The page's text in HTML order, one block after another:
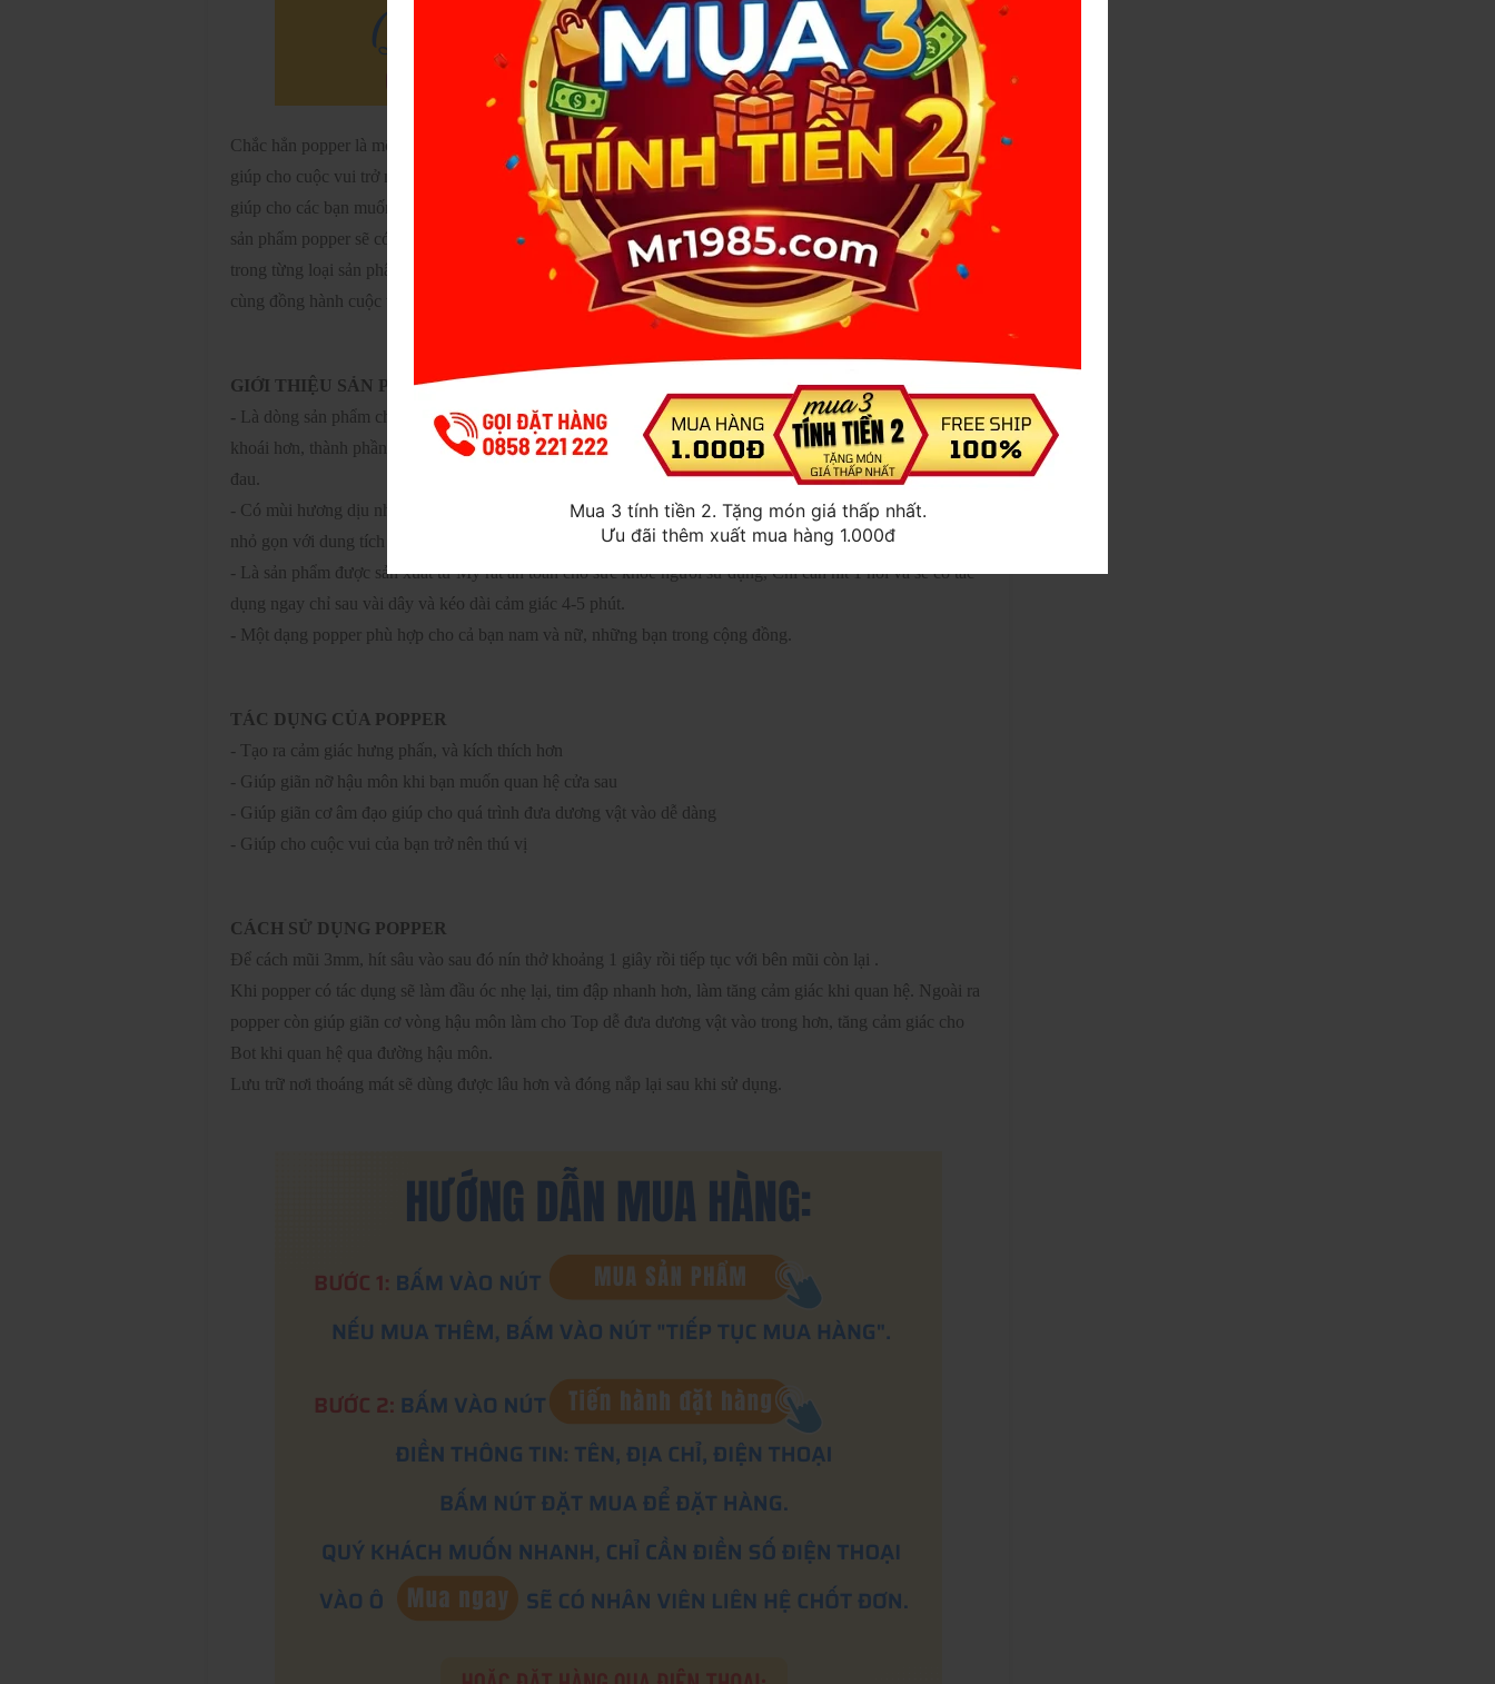
Chắc hẳn popper là một sản phẩm không mấy xa lạ đối với các bạn thuộc cộng đồng LGBT, ngoài việc
giúp cho cuộc vui trở nên hứng thú và kích thích hơn, mà popper còn có tác dụng giãn nở vòng hậu môn
giúp cho các bạn muốn quan hệ qua cửa sau dễ dàng hơn, tránh được việc đau rát khi quan hệ. Mỗi dòng
sản phẩm popper sẽ có dung lượng và nồng độ kích thích khác nhau sẽ mang lại nhiều cảm giác mới lạ
trong từng loại sản phẩm. Và dưới đây là một dòng sản phẩm rất được nhiều người ưa chuộng và lựa chọn
cùng đồng hành cuộc vui của nhiều người.
GIỚI THIỆU SẢN PHẨM
- Là dòng sản phẩm chai hít giúp cậu nhỏ ham muốn hơn, khi sử dụng cơ thể cảm thấy kích thích, sản
khoái hơn, thành phần chủ yếu là Isobutyl Nitrite giúp giãn mạch hậu môn quan hệ không còn cảm giác
đau.
- Có mùi hương dịu nhẹ, đặc biệt bay hơi rất nhanh khi hít người sử dụng không bị đau đầu, chai có thiết kế
nhỏ gọn với dung tích chỉ 40ml
- Là sản phẩm được sản xuất từ Mỹ rất an toàn cho sức khỏe người sử dụng, Chỉ cần hít 1 hơi và sẽ có tác
dụng ngay chỉ sau vài dây và kéo dài cảm giác 4-5 phút.
- Một dạng popper phù hợp cho cả bạn nam và nữ, những bạn trong cộng đồng.
TÁC DỤNG CỦA POPPER
- Tạo ra cảm giác hưng phấn, và kích thích hơn
- Giúp giãn nỡ hậu môn khi bạn muốn quan hệ cửa sau
- Giúp giãn cơ âm đạo giúp cho quá trình đưa dương vật vào dễ dàng
- Giúp cho cuộc vui của bạn trở nên thú vị
CÁCH SỬ DỤNG POPPER
Để cách mũi 3mm, hít sâu vào sau đó nín thở khoảng 1 giây rồi tiếp tục với bên mũi còn lại .
Khi popper có tác dụng sẽ làm đầu óc nhẹ lại, tim đập nhanh hơn, làm tăng cảm giác khi quan hệ. Ngoài ra
popper còn giúp giãn cơ vòng hậu môn làm cho Top dễ đưa dương vật vào trong hơn, tăng cảm giác cho
Bot khi quan hệ qua đường hậu môn.
Lưu trữ nơi thoáng mát sẽ dùng được lâu hơn và đóng nắp lại sau khi sử dụng.
Mua 3 tính tiền 2. Tặng món giá thấp nhất.
Ưu đãi thêm xuất mua hàng 1.000đ